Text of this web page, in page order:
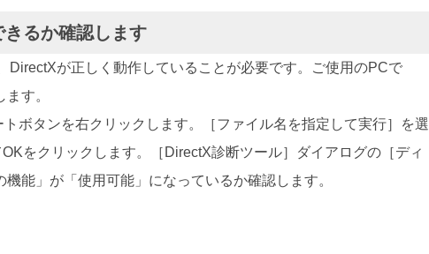
るか確認します
DirectXが正しく動作していることが必要です。ご使用のPCで
す。
ボタンを右クリックします。［ファイル名を指定して実行］を選
をクリックします。［DirectX診断ツール］ダイアログの［ディ
能」が「使用可能」になっているか確認します。